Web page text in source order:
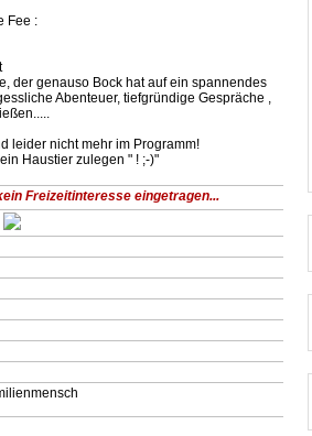
Fee :
der genauso Bock hat auf ein spannendes
Abenteuer, tiefgründige Gespräche ,
leider nicht mehr im Programm!
Haustier zulegen " ! ;-)"
Freizeitinteresse eingetragen...